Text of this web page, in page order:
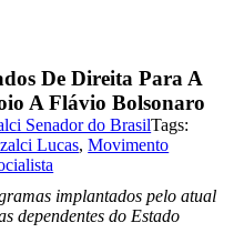
De Direita Para A
A Flávio Bolsonaro
Senador do BrasilTags:
Lucas,Movimento
implantados pelo atual
dependentes do Estado